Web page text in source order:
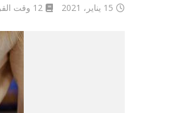
15 يناير، 2021 12 وقت القراءة بالدقيقة